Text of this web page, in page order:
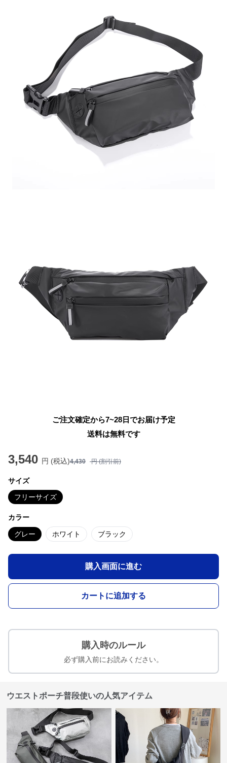
ご注文確定から7~28日でお届け予定
送料は無料です
3,540 円 (税込)4,430 円 (割引前)
サイズ
フリーサイズ
カラー
グレー ホワイト ブラック
購入画面に進む
カートに追加する
購入時のルール
必ず購入前にお読みください。
ウエストポーチ普段使いの人気アイテム